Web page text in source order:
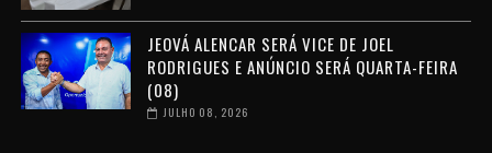
JEOVÁ ALENCAR SERÁ VICE DE JOEL
RODRIGUES E ANÚNCIO SERÁ QUARTA-FEIRA
(08)
JULHO 08, 2026